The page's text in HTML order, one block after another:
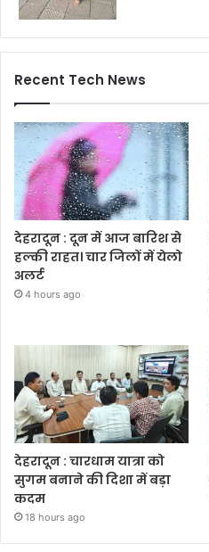
Recent Tech News
देहरादून : दून में आज बारिश से
हल्की राहत। चार जिलों में येलो
अलर्ट
4 hours ago
देहरादून : चारधाम यात्रा को
सुगम बनाने की दिशा में बड़ा
कदम
18 hours ago